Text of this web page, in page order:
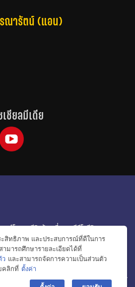
ณารัตน์ (แอน)
ชียลมีเดีย
วน์โฮม รีวิวบ้านเดี่ยว
วีดีโอรีวิว
ทรัพย์
โปรโมชั่นบ้านและคอนโด
© สงวนลิขสิทธิ์ 2556-2564
สิทธิภาพ และประสบการณ์ที่ดีในการ
มารถศึกษารายละเอียดได้ที่
ว และสามารถจัดการความเป็นส่วนตัว
คลิกที่ ตั้งค่า